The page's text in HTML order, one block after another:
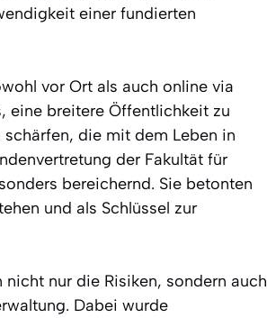
einer fundierten
vor Ort als auch online via
eine breitere Öffentlichkeit zu
die mit dem Leben in
der Fakultät für
bereichernd. Sie betonten
und als Schlüssel zur
nur die Risiken, sondern auch
Dabei wurde